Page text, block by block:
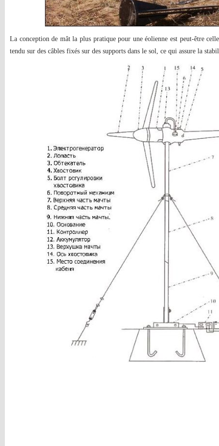
La conception de mât la plus pratique pour une éolienne est peut-être
tendu sur des câbles fixés sur des supports dans le sol, ce qui assure la